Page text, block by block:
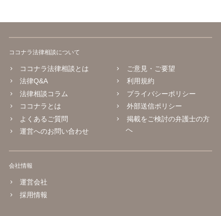
ココナラ法律相談について
ココナラ法律相談とは
法律Q&A
法律相談コラム
ココナラとは
よくあるご質問
運営へのお問い合わせ
ご意見・ご要望
利用規約
プライバシーポリシー
外部送信ポリシー
掲載をご検討の弁護士の方
へ
会社情報
運営会社
採用情報